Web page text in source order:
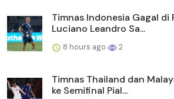
Timnas Indonesia Gagal di
Luciano Leandro Sa...
8 hours ago 2
Timnas Thailand dan
ke Semifinal Pial...